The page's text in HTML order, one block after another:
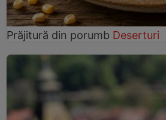
Prăjitură din porumb Deserturi